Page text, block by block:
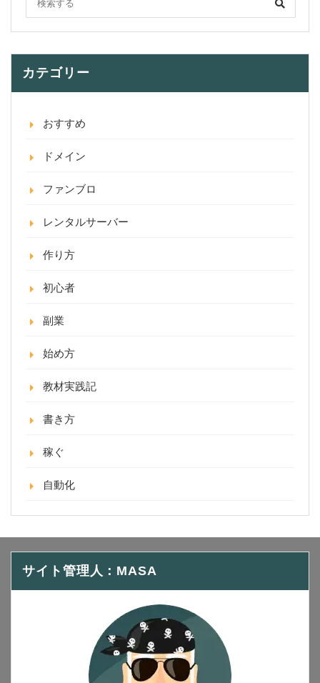
カテゴリー
おすすめ
ドメイン
ファンブロ
レンタルサーバー
作り方
初心者
副業
始め方
教材実践記
書き方
稼ぐ
自動化
サイト管理人：MASA